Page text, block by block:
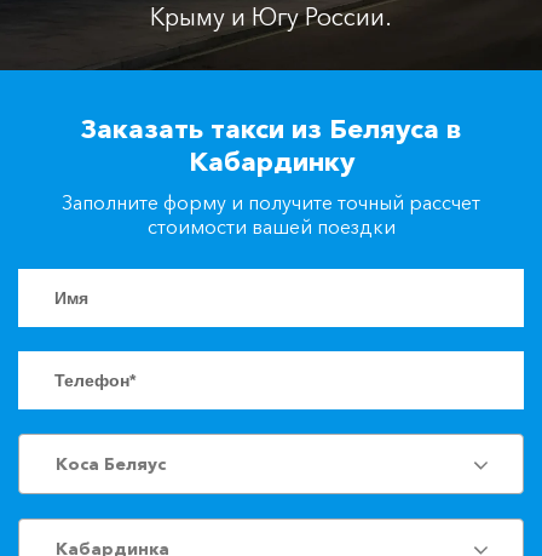
Заказать такси
Крыму и Югу России.
Заказать такси из Беляуса в
Кабардинку
Заполните форму и получите точный рассчет
стоимости вашей поездки
Коса Беляус
Кабардинка